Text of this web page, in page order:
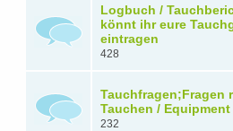
Logbuch /
könnt ihr eure
eintragen
428
Tauchfragen;Fragen
Tauchen / Equipment
232